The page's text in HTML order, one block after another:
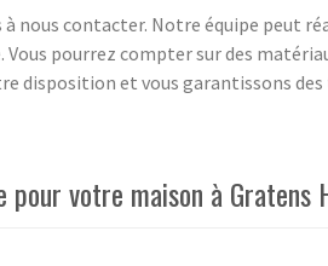
nous contacter. Notre équipe peut
pourrez compter sur des
disposition et vous garantissons
votre maison à Gratens